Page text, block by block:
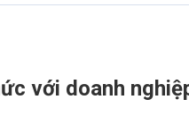
với doanh